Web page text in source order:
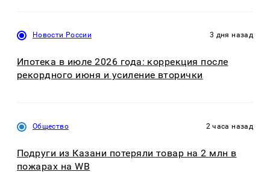
Новости России 3 дня назад
Ипотека в июле 2026 года: коррекция после
рекордного июня и усиление вторички
Общество 2 часа назад
Подруги из Казани потеряли товар на 2 млн в
пожарах на WB